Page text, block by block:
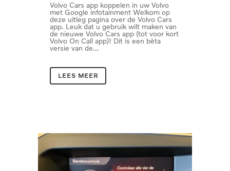
Volvo Cars app koppelen in uw Volvo
met Google infotainment Welkom op
deze uitleg pagina over de Volvo Cars
app. Leuk dat u gebruik wilt maken van
de nieuwe Volvo Cars app (tot voor kort
Volvo On Call app)! Dit is een bèta
versie van de...
LEES MEER